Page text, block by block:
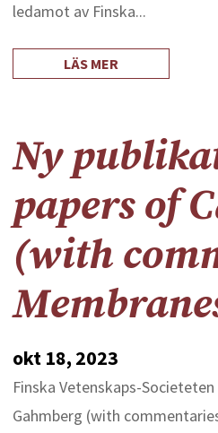
ledamot av Finska...
LÄS MER
Ny
papers of
(with
okt 18, 2023
Finska Vetenskaps-
Gahmberg (with